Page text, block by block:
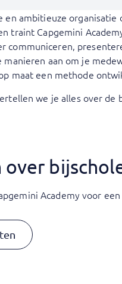
en ambitieuze
traint Capgemini
communiceren,
aan om je
maat een methode
we je alles over de
Academy voor